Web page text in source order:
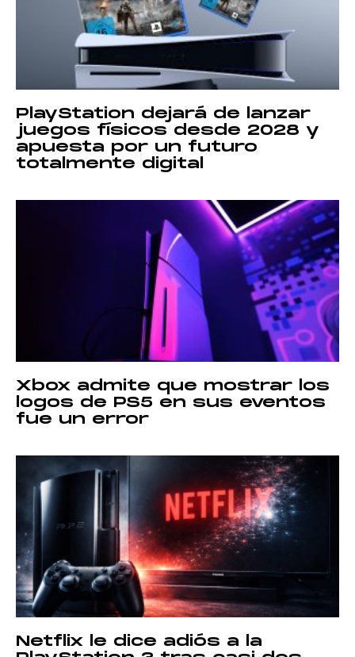
PlayStation dejará de lanzar
juegos físicos desde 2028 y
apuesta por un futuro
totalmente digital
Xbox admite que mostrar los
logos de PS5 en sus eventos
fue un error
Netflix le dice adiós a la